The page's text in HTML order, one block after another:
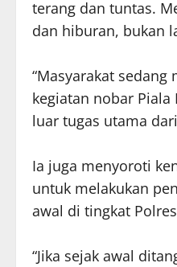
terang dan tuntas.
dan hiburan, bukan
“Masyarakat
kegiatan nobar
luar tugas utama
Ia juga menyoroti
untuk melakukan
awal di tingkat
“Jika sejak awal